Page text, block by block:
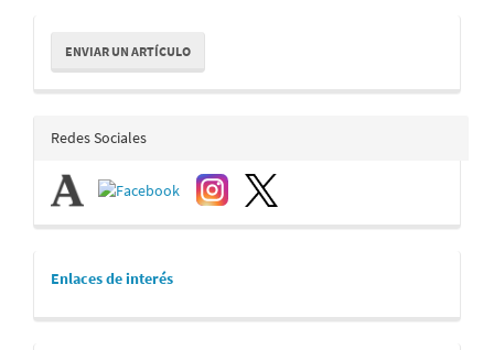
Enviar
un
artículo
ENVIAR UN ARTÍCULO
redes_sociales
Redes Sociales
links
Enlaces de interés